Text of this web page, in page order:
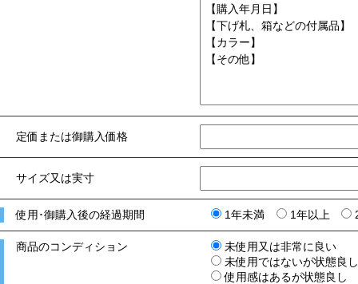
定価または御購入価格
サイズ又は実寸
使用･御購入後の経過期間 1年未満 1年以上
商品のコンディション
未使用又は非常に良い
未使用ではないが状態良
使用感はあるが状態良し